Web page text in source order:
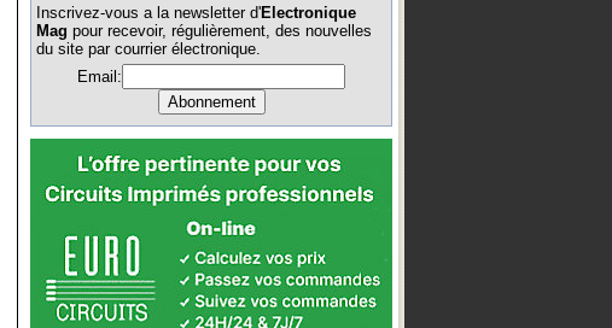
Inscrivez-vous a la newsletter d'Electronique
Mag pour recevoir, régulièrement, des nouvelles
du site par courrier électronique.
Email: